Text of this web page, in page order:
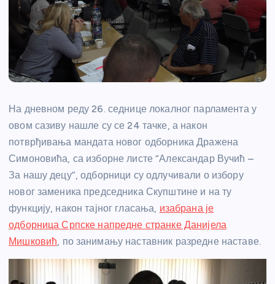
На дневном реду 26. седнице локалног парламента у
овом сазиву нашле су се 24 тачке, а након
потврђивања мандата новог одборника Дражена
Симоновића, са изборне листе “Александар Вучић –
За нашу децу”, одборници су одлучивали о избору
новог заменика председника Скупштине и на ту
функцију, након тајног гласања, изабрана је
одборница Српске напредне странке Данијела
Мишковић, по занимању наставник разредне наставе.